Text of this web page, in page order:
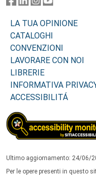
LA TUA OPINIONE
CATALOGHI
CONVENZIONI
LAVORARE CON NOI
LIBRERIE
INFORMATIVA
ACCESSIBILITÁ
Ultimo aggiornamento: 24/06/
Per le opere presenti in questo